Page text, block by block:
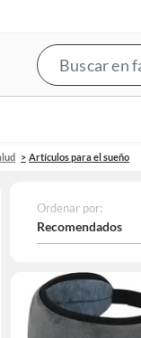
Artículos para el sueño
Ordenar por:
Recomendados